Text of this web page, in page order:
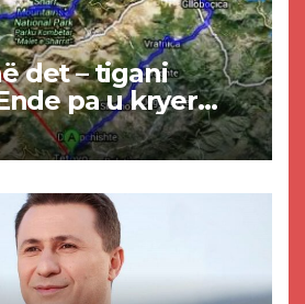
det – tigani
pa u kryer
komuna e
punimet për